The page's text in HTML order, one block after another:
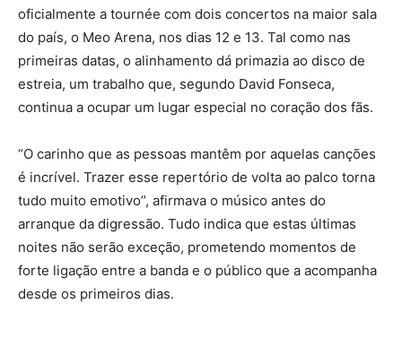
oficialmente a tournée com dois concertos na maior sala
do país, o Meo Arena, nos dias 12 e 13. Tal como nas
primeiras datas, o alinhamento dá primazia ao disco de
estreia, um trabalho que, segundo David Fonseca,
continua a ocupar um lugar especial no coração dos fãs.
“O carinho que as pessoas mantêm por aquelas canções
é incrível. Trazer esse repertório de volta ao palco torna
tudo muito emotivo”, afirmava o músico antes do
arranque da digressão. Tudo indica que estas últimas
noites não serão exceção, prometendo momentos de
forte ligação entre a banda e o público que a acompanha
desde os primeiros dias.